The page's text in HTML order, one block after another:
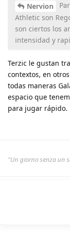
Nervion
Athletic son
son ciertos los
intensidad y
Terzic le gustan
contextos, en
todas maneras
espacio que
para jugar rápido.
"Un giorno senza un